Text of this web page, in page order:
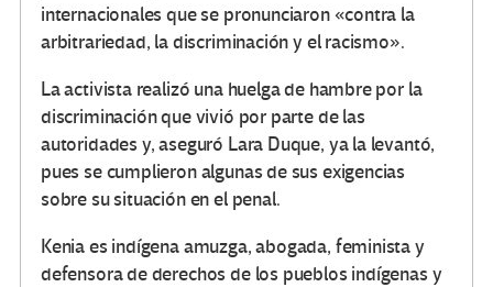
internacionales que se pronunciaron «contra la
arbitrariedad, la discriminación y el racismo».
La activista realizó una huelga de hambre por la
discriminación que vivió por parte de las
autoridades y, aseguró Lara Duque, ya la levantó,
pues se cumplieron algunas de sus exigencias
sobre su situación en el penal.
Kenia es indígena amuzga, abogada, feminista y
defensora de derechos de los pueblos indígenas y